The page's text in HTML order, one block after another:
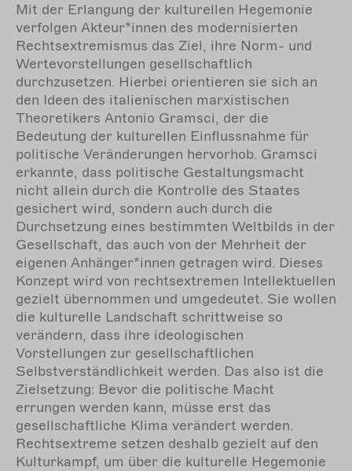
Mit der Erlangung der kulturellen Hegemonie
verfolgen Akteur*innen des modernisierten
Rechtsextremismus das Ziel, ihre Norm- und
Wertevorstellungen gesellschaftlich
durchzusetzen. Hierbei orientieren sie sich an
den Ideen des italienischen marxistischen
Theoretikers Antonio Gramsci, der die
Bedeutung der kulturellen Einflussnahme für
politische Veränderungen hervorhob. Gramsci
erkannte, dass politische Gestaltungsmacht
nicht allein durch die Kontrolle des Staates
gesichert wird, sondern auch durch die
Durchsetzung eines bestimmten Weltbilds in der
Gesellschaft, das auch von der Mehrheit der
eigenen Anhänger*innen getragen wird. Dieses
Konzept wird von rechtsextremen Intellektuellen
gezielt übernommen und umgedeutet. Sie wollen
die kulturelle Landschaft schrittweise so
verändern, dass ihre ideologischen
Vorstellungen zur gesellschaftlichen
Selbstverständlichkeit werden. Das also ist die
Zielsetzung: Bevor die politische Macht
errungen werden kann, müsse erst das
gesellschaftliche Klima verändert werden.
Rechtsextreme setzen deshalb gezielt auf den
Kulturkampf, um über die kulturelle Hegemonie